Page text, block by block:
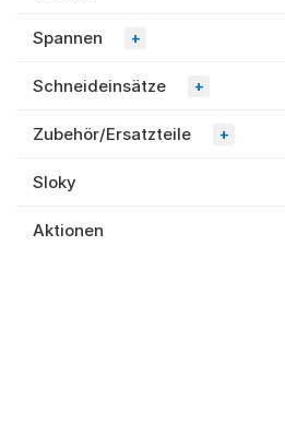
Spannen +
Schneideinsätze +
Zubehör/Ersatzteile +
Sloky
Aktionen